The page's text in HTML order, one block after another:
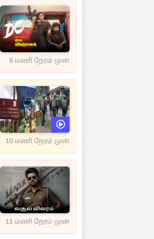
6 மணி நேரம் முன்
10 மணி நேரம் முன்
11 மணி நேரம் முன்